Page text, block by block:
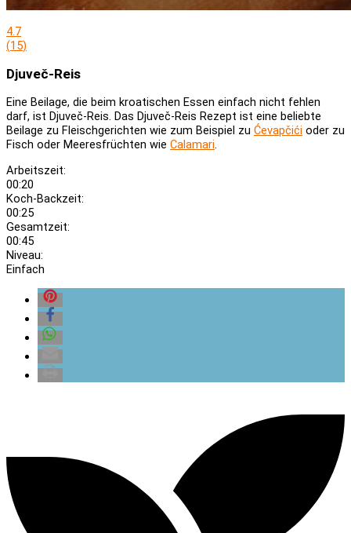
4.7
(15)
Djuveč-Reis
Eine Beilage, die beim kroatischen Essen einfach nicht fehlen
darf, ist Djuveč-Reis. Das Djuveč-Reis Rezept ist eine beliebte
Beilage zu Fleischgerichten wie zum Beispiel zu Ćevapčići oder zu
Fisch oder Meeresfrüchten wie Calamari.
Arbeitszeit:
00:20
Koch-Backzeit:
00:25
Gesamtzeit:
00:45
Niveau:
Einfach